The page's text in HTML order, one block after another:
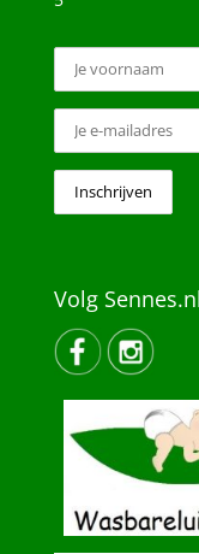
Volg Sennes.nl